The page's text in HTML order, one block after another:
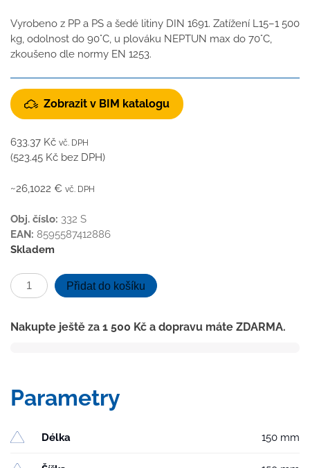
Vyrobeno z PP a PS a šedé litiny DIN 1691. Zatížení L15–1 500
kg, odolnost do 90°C, u plováku NEPTUN max do 70°C,
zkoušeno dle normy EN 1253.
Zobrazit v BIM katalogu
633.37 Kč vč. DPH
(523.45 Kč bez DPH)
~26,1022 € vč. DPH
Obj. číslo: 332 S
EAN: 8595587412886
Skladem
Kanalizační
vpusť
D50,
mřížka
Přidat do košíku
Nakupte ještě za 1 500 Kč a dopravu máte ZDARMA.
Parametry
Délka 150 mm